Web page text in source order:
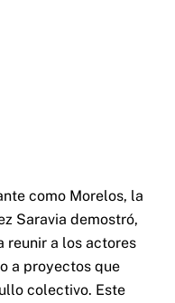
como Morelos, la
Saravia demostró,
reunir a los actores
a proyectos que
colectivo. Este